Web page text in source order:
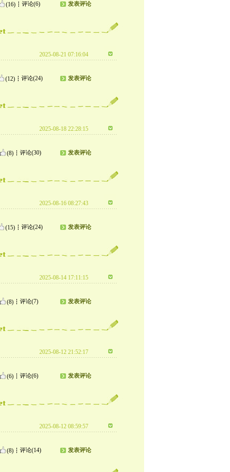
(16) 评论(6) 发表评论
2025-08-21 07:16:04
(12) 评论(24) 发表评论
2025-08-18 22:28:15
(8) 评论(30) 发表评论
2025-08-16 08:27:43
(15) 评论(24) 发表评论
2025-08-14 17:11:15
(8) 评论(7) 发表评论
2025-08-12 21:52:17
(6) 评论(6) 发表评论
2025-08-12 08:59:57
(8) 评论(14) 发表评论